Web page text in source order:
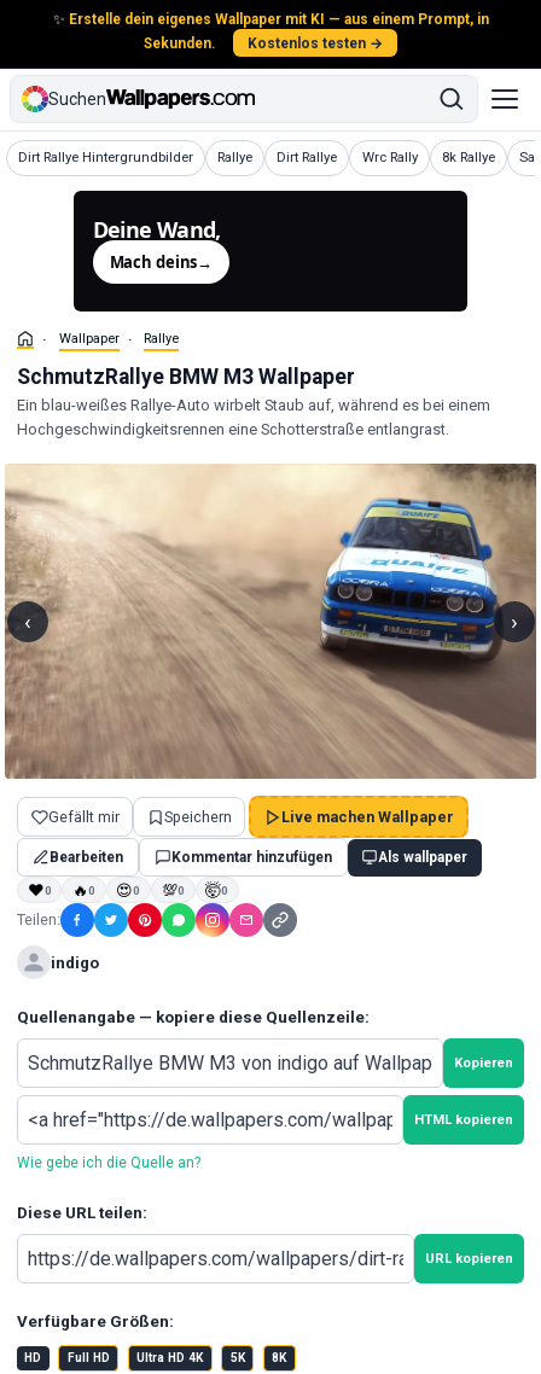
✨ Erstelle dein eigenes Wallpaper mit KI — aus einem Prompt, in
Sekunden.
Kostenlos testen →
Suchen
Dirt Rallye Hintergrundbilder
Wallpaper Rallye
WallpaperDirt Rallye
Wallpaper Wrc Rally
Wallpaper 8k Rallye
Wallpaper
Deine Wand,
Mach deins→
Wallpaper Rallye
SchmutzRallye BMW M3 Wallpaper
Ein blau-weißes Rallye-Auto wirbelt Staub auf, während es bei einem
Hochgeschwindigkeitsrennen eine Schotterstraße entlangrast.
‹ ›
Gefällt mir Speichern Live machen Wallpaper
Bearbeiten Kommentar hinzufügen Als wallpaper
❤0 🔥0 😍0 💯0 🤯0
Teilen:
indigo
Quellenangabe — kopiere diese Quellenzeile:
Kopieren
HTML kopieren
Wie gebe ich die Quelle an?
Diese URL teilen:
URL kopieren
Verfügbare Größen:
HD Full HD Ultra HD 4K 5K 8K